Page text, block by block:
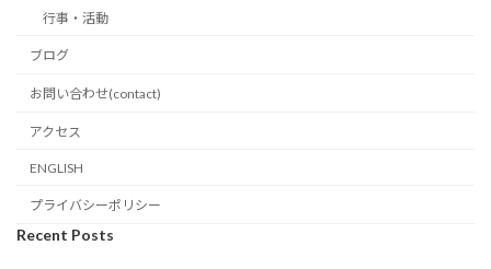
行事・活動
ブログ
お問い合わせ(contact)
アクセス
ENGLISH
プライバシーポリシー
Recent Posts